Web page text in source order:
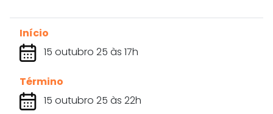
Início
15 outubro 25 às 17h
Término
15 outubro 25 às 22h